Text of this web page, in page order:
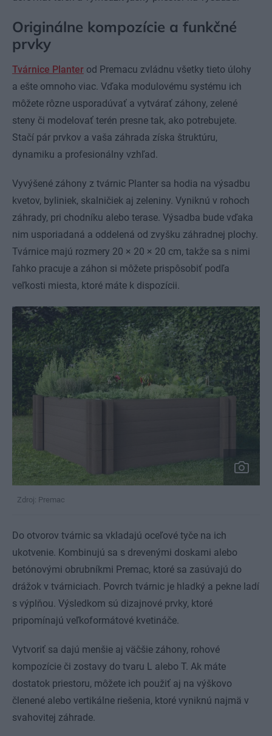
Originálne kompozície a funkčné
prvky
Tvárnice Planter od Premacu zvládnu všetky tieto úlohy
a ešte omnoho viac. Vďaka modulovému systému ich
môžete rôzne usporadúvať a vytvárať záhony, zelené
steny či modelovať terén presne tak, ako potrebujete.
Stačí pár prvkov a vaša záhrada získa štruktúru,
dynamiku a profesionálny vzhľad.
Vyvýšené záhony z tvárnic Planter sa hodia na výsadbu
kvetov, byliniek, skalničiek aj zeleniny. Vyniknú v rohoch
záhrady, pri chodníku alebo terase. Výsadba bude vďaka
nim usporiadaná a oddelená od zvyšku záhradnej plochy.
Tvárnice majú rozmery 20 × 20 × 20 cm, takže sa s nimi
ľahko pracuje a záhon si môžete prispôsobiť podľa
veľkosti miesta, ktoré máte k dispozícii.
Zdroj: Premac
Do otvorov tvárnic sa vkladajú oceľové tyče na ich
ukotvenie. Kombinujú sa s drevenými doskami alebo
betónovými obrubníkmi Premac, ktoré sa zasúvajú do
drážok v tvárniciach. Povrch tvárnic je hladký a pekne ladí
s výplňou. Výsledkom sú dizajnové prvky, ktoré
pripomínajú veľkoformátové kvetináče.
Vytvoriť sa dajú menšie aj väčšie záhony, rohové
kompozície či zostavy do tvaru L alebo T. Ak máte
dostatok priestoru, môžete ich použiť aj na výškovo
členené alebo vertikálne riešenia, ktoré vyniknú najmä v
svahovitej záhrade.